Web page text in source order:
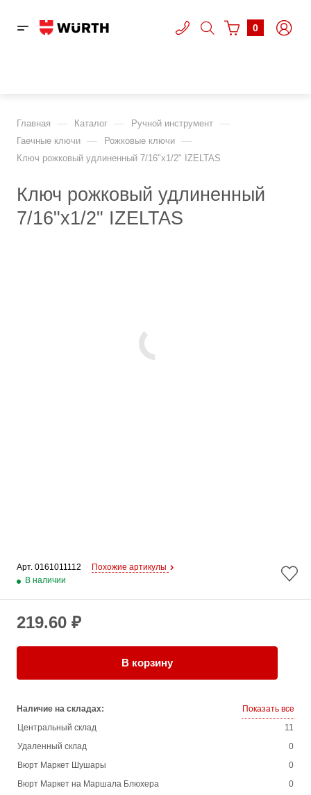
0
Главная — Каталог — Ручной инструмент —
Гаечные ключи — Рожковые ключи —
Ключ рожковый удлиненный 7/16"х1/2" IZELTAS
Ключ рожковый удлиненный
7/16"х1/2" IZELTAS
Арт. 0161011112
Похожие артикулы
В наличии
219.60 ₽
В корзину
Наличие на складах:
Показать все
Центральный склад
11
Удаленный склад
0
Вюрт Маркет Шушары
0
Вюрт Маркет на Маршала Блюхера
0